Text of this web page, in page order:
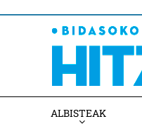
ALBISTEAK